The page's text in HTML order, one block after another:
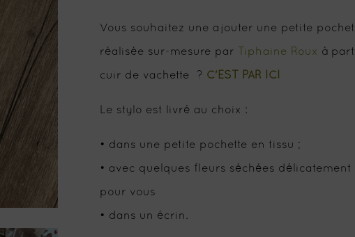
Vous souhaitez une ajouter une petite
réalisée sur-mesure par Tiphaine Roux à
cuir de vachette ? C'EST PAR ICI
Le stylo est livré au choix :
• dans une petite pochette en tissu ;
• avec quelques fleurs séchées délicatement
pour vous
• dans un écrin.